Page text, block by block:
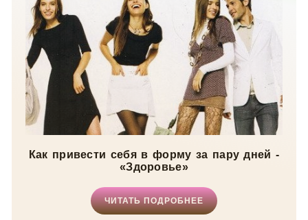
Как привести себя в форму за пару дней -
«Здоровье»
ЧИТАТЬ ПОДРОБНЕЕ